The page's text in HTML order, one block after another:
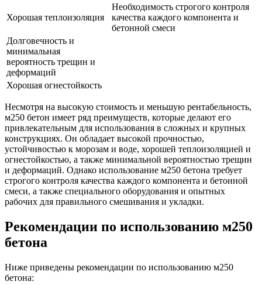
Хорошая теплоизоляция
Необходимость строгого контроля
качества каждого компонента и
бетонной смеси
Долговечность и
минимальная
вероятность трещин и
деформаций
Хорошая огнестойкость
Несмотря на высокую стоимость и меньшую рентабельность,
м250 бетон имеет ряд преимуществ, которые делают его
привлекательным для использования в сложных и крупных
конструкциях. Он обладает высокой прочностью,
устойчивостью к морозам и воде, хорошей теплоизоляцией и
огнестойкостью, а также минимальной вероятностью трещин
и деформаций. Однако использование м250 бетона требует
строгого контроля качества каждого компонента и бетонной
смеси, а также специального оборудования и опытных
рабочих для правильного смешивания и укладки.
Рекомендации по использованию м250
бетона
Ниже приведены рекомендации по использованию м250
бетона: